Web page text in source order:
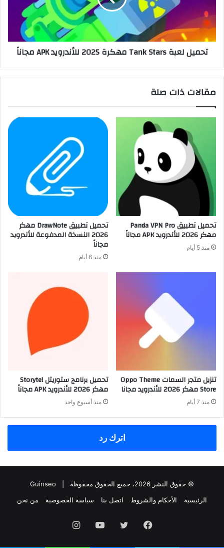
تحميل لعبة Tank Stars مهكرة 2025 للأندرويد APK مجاناً
مقالات ذات صلة
تحميل تطبيق Panda VPN Pro
مهكر 2026 للأندرويد APK مجاناً
منذ 5 أيام
تحميل تطبيق DrawNote مهكر
2026 النسخة المدفوعة للأندرويد
مجاناً
منذ 6 أيام
تنزيل متجر السمات Oppo Theme
Store مهكر 2026 للأندرويد مجانا
منذ 7 أيام
تحميل برنامج ستوريتل Storytel
مهكر 2026 للأندرويد APK مجاناً
منذ أسبوع واحد
اترك رد
© حقوق النشر 2026، جميع الحقوق محفوظة |
Guinseo
الرئيسية
الأحكام والشروط اتصل بنا سياسة الخصوصية من نحن
فيسبوك تويتر يوتيوبانستقرام